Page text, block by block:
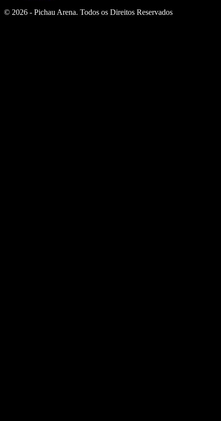
© 2026 - Pichau Arena. Todos os Direitos Reservados